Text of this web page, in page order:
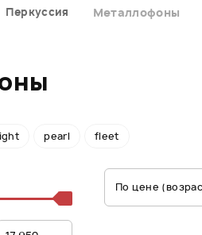
Перкуссия Металлофоны
pearl fleet
По цене